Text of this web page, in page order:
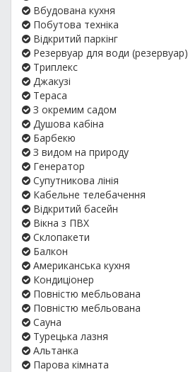
Вбудована кухня
Побутова техніка
Відкритий паркінг
Резервуар для води (резервуар)
Триплекс
Джакузі
Тераса
З окремим садом
Душова кабіна
Барбекю
З видом на природу
Генератор
Супутникова лінія
Кабельне телебачення
Відкритий басейн
Вікна з ПВХ
Склопакети
Балкон
Американська кухня
Кондиціонер
Повністю мебльована
Повністю мебльована
Сауна
Турецька лазня
Альтанка
Парова кімната